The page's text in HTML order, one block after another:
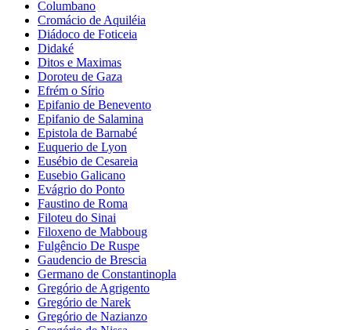
Columbano
Cromácio de Aquiléia
Diádoco de Foticeia
Didaké
Ditos e Maximas
Doroteu de Gaza
Efrém o Sírio
Epifanio de Benevento
Epifanio de Salamina
Epistola de Barnabé
Euquerio de Lyon
Eusébio de Cesareia
Eusebio Galicano
Evágrio do Ponto
Faustino de Roma
Filoteu do Sinai
Filoxeno de Mabboug
Fulgêncio De Ruspe
Gaudencio de Brescia
Germano de Constantinopla
Gregório de Agrigento
Gregório de Narek
Gregório de Nazianzo